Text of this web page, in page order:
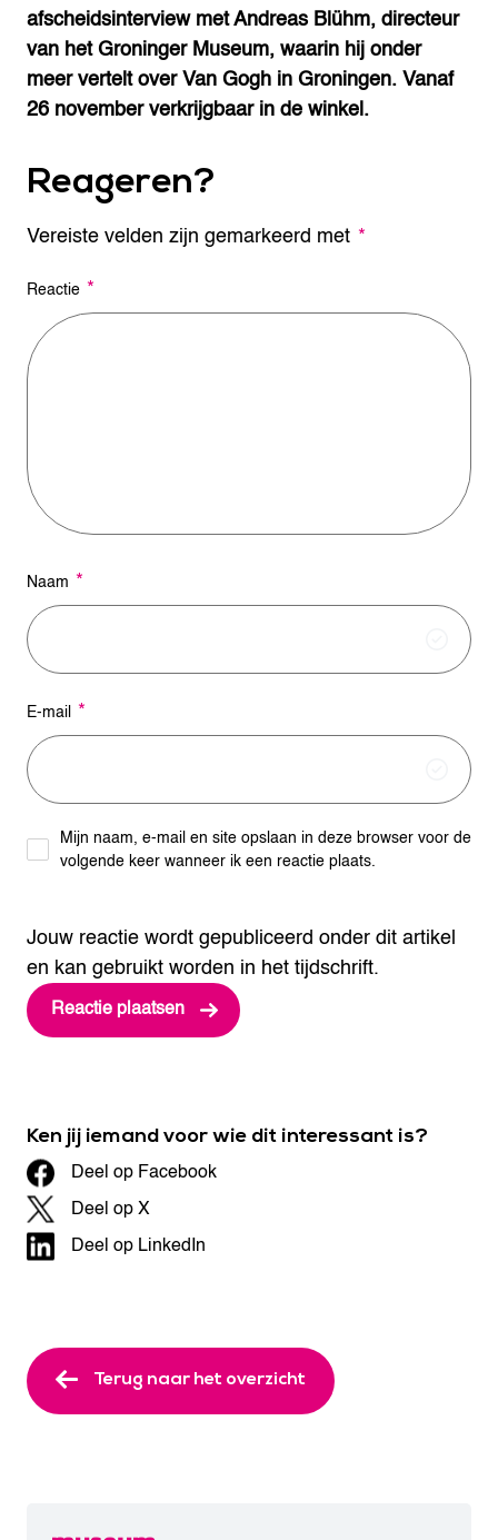
afscheidsinterview met Andreas Blühm, directeur
van het Groninger Museum, waarin hij onder
meer vertelt over Van Gogh in Groningen. Vanaf
26 november verkrijgbaar in de winkel.
Reageren?
Vereiste velden zijn gemarkeerd met *
Reactie *
Jouw reactie wordt gepubliceerd onder dit artikel
en kan gebruikt worden in het tijdschrift.
Naam *
E-mail *
Mijn naam, e-mail en site opslaan in deze browser voor de
volgende keer wanneer ik een reactie plaats.
A
t
e
n
a
e
:
Ken jij iemand voor wie dit interessant is?
Deel op Facebook
Deel op X
Deel op LinkedIn
Terug naar het overzicht